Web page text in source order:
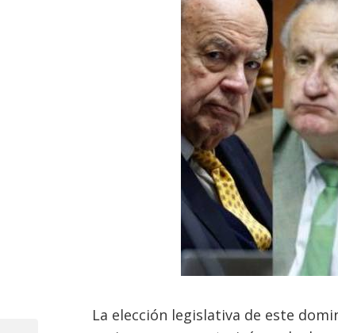
La elección legislativa de este